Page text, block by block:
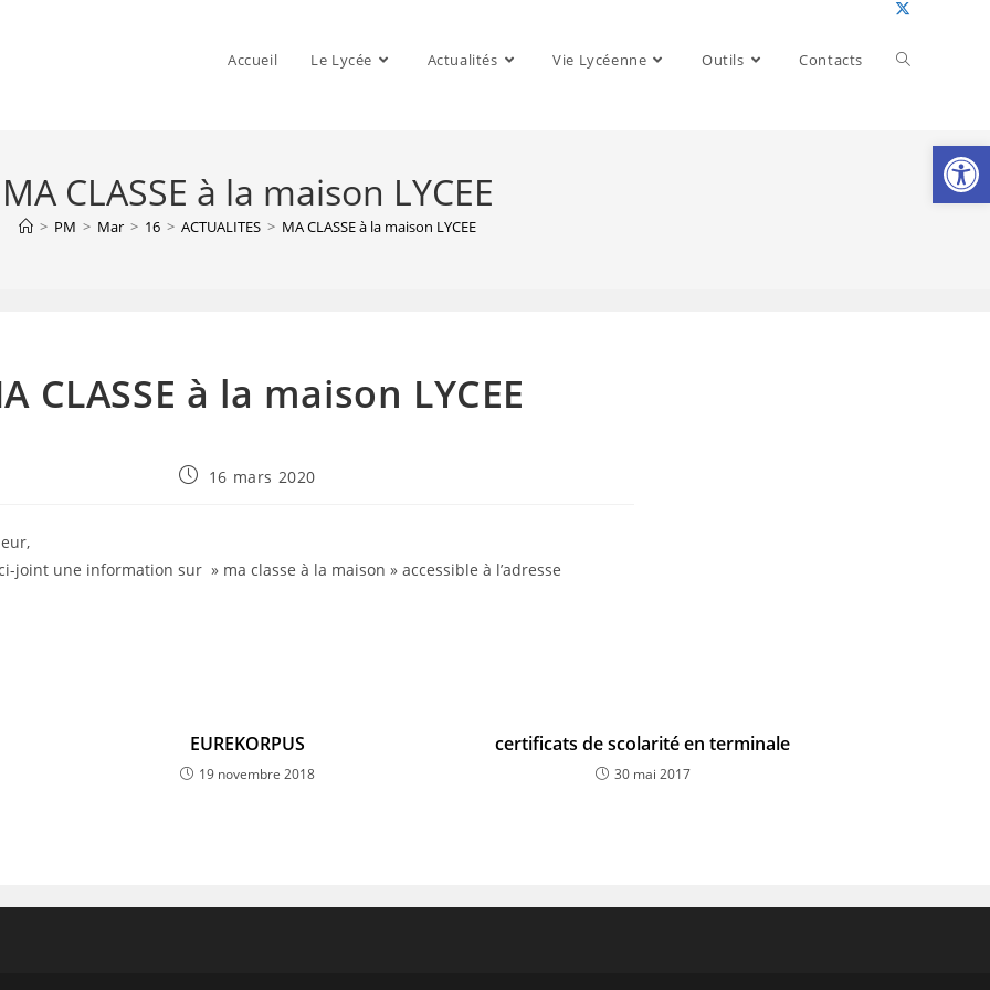
Accueil Le Lycée Actualités Vie Lycéenne Outils Contacts Toggle
website
MA CLASSE à la maison LYCEE
> PM > Mar > 16 > ACTUALITES > MA CLASSE à la maison LYCEE
CLASSE à la maison LYCEE
Publication
16 mars 2020
joint une information sur » ma classe à la maison » accessible à l’adresse
EUREKORPUS
19 novembre 2018
certificats de scolarité en terminale
30 mai 2017